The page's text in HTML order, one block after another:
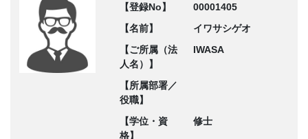
【登録No】
00001405
【名前】
イワサシゲオ
【ご所属（法
人名）】
IWASA
【所属部署／
役職】
【学位・資
格】
修士